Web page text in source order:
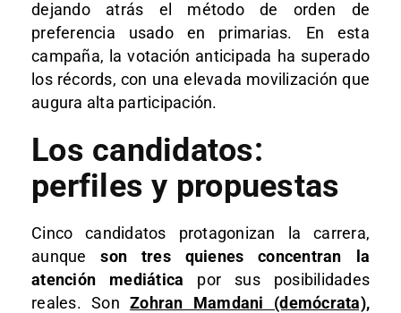
dejando atrás el método de orden de
preferencia usado en primarias. En esta
campaña, la votación anticipada ha superado
los récords, con una elevada movilización que
augura alta participación.​
Los candidatos:
perfiles y propuestas
Cinco candidatos protagonizan la carrera,
aunqueson tres quienes concentran la
atención mediática por sus posibilidades
reales. SonZohran Mamdani (demócrata),